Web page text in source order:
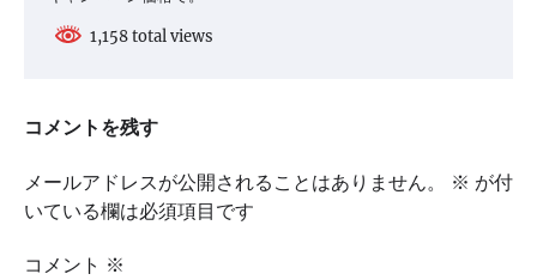
1,158 total views
コメントを残す
メールアドレスが公開されることはありません。 ※ が付
いている欄は必須項目です
コメント ※